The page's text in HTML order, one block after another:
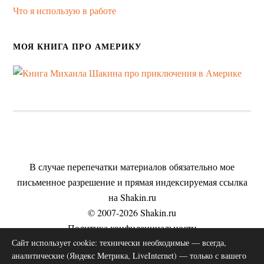
Что я использую в работе
МОЯ КНИГА ПРО АМЕРИКУ
В случае перепечатки материалов обязательно мое
письменное разрешение и прямая индексируемая ссылка
на Shakin.ru
© 2007-2026 Shakin.ru
Политика конфиденциальности
Пользовательское соглашение
Согласие на обработку персональных данных
Сайт использует cookie: технически необходимые — всегда,
аналитические (Яндекс Метрика, LiveInternet) — только с вашего